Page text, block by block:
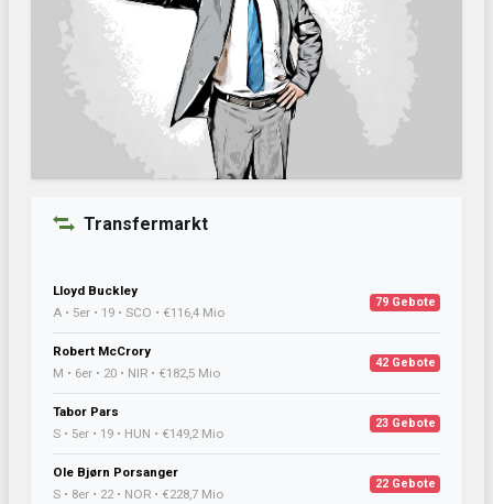
Transfermarkt
Lloyd Buckley
A • 5er • 19 • SCO • €116,4 Mio
79 Gebote
Robert McCrory
M • 6er • 20 • NIR • €182,5 Mio
42 Gebote
Tabor Pars
S • 5er • 19 • HUN • €149,2 Mio
23 Gebote
Ole Bjørn Porsanger
S • 8er • 22 • NOR • €228,7 Mio
22 Gebote